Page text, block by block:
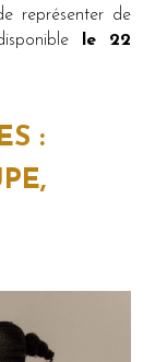
représenter de
le 22
: